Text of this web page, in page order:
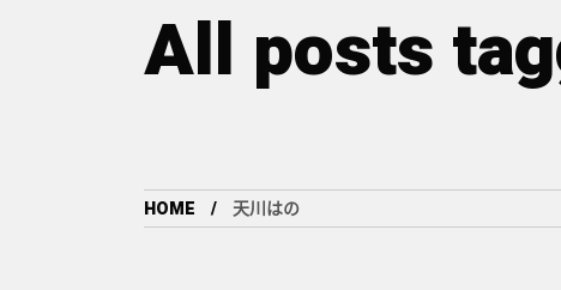
All posts
HOME 天川はの